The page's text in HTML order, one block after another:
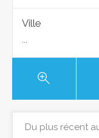
Ville
...